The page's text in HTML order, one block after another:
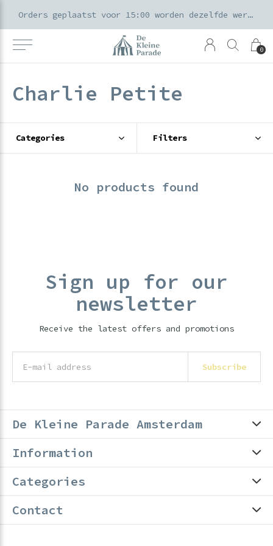
0
Orders geplaatst voor 15:00 worden dezelfde werkdag verzonden
Charlie Petite
Categories Filters
No products found
Sign up for our
newsletter
Receive the latest offers and promotions
Subscribe
De Kleine Parade Amsterdam
Information
Categories
Contact